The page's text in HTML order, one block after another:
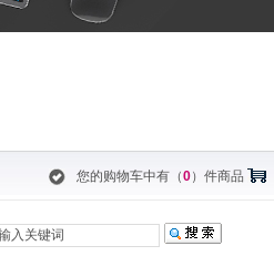
您的购物车中有（0）件商品